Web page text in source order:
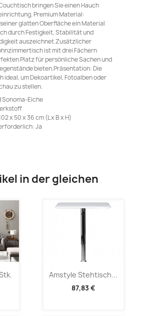
bringen Sie einen Hauch
Premium Material:
glatten Oberfläche ein Material
durch Festigkeit, Stabilität und
auszeichnet.Zusätzlicher
ist mit drei Fächern
Platz für persönliche Sachen und
bieten.Präsentation: Die
ideal, um Dekoartikel, Fotoalben oder
zu stellen.
Sonoma-Eiche
x 50 x 36 cm (L x B x H)
Ja
in der gleichen
Amstyle Stehtisch...
87,83 €